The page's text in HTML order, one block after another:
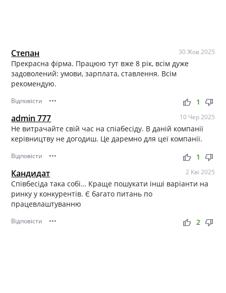
Степан 30 Жов 2025
Прекрасна фірма. Працюю тут вже 8 рік, всім дуже
задоволений: умови, зарплата, ставлення. Всім
рекомендую.
Відповісти ••• thumb_up thumb_down
1
admin 777 10 Чер 2025
Не витрачайте свій час на спіабесіду. В даній компанії
керівництву не догодиш. Це даремно для цеї компанії.
Відповісти ••• thumb_up thumb_down
1
Кандидат 2 Кві 2025
Співбесіда така собі… Краще пошукати інші варіанти на
ринку у конкурентів. Є багато питань по
працевлаштуванню
Відповісти ••• thumb_up thumb_down
2